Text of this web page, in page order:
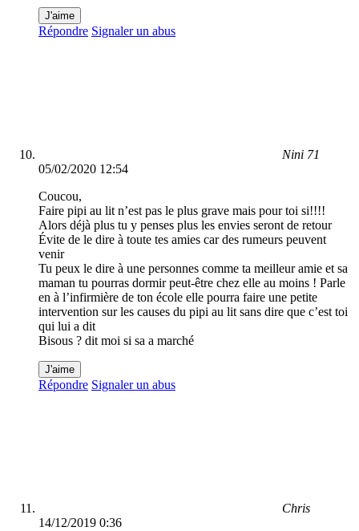
J'aime
Répondre Signaler un abus
Nini 71
05/02/2020 12:54
Coucou,
Faire pipi au lit n’est pas le plus grave mais pour toi si!!!!
Alors déjà plus tu y penses plus les envies seront de retour
Évite de le dire à toute tes amies car des rumeurs peuvent
venir
Tu peux le dire à une personnes comme ta meilleur amie et sa
maman tu pourras dormir peut-être chez elle au moins ! Parle
en à l’infirmière de ton école elle pourra faire une petite
intervention sur les causes du pipi au lit sans dire que c’est toi
qui lui a dit
Bisous ? dit moi si sa a marché
J'aime
Répondre Signaler un abus
Chris
14/12/2019 0:36